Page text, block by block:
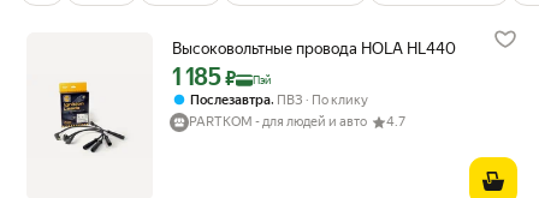
Высоковольтные провода HOLA HL440
Цена с картой Яндекс Пэй 1185 ₽ вместо
1 185₽ Пэй
Послезавтра, ПВЗ
По клику
PARTKOM - для людей и авто
4.7